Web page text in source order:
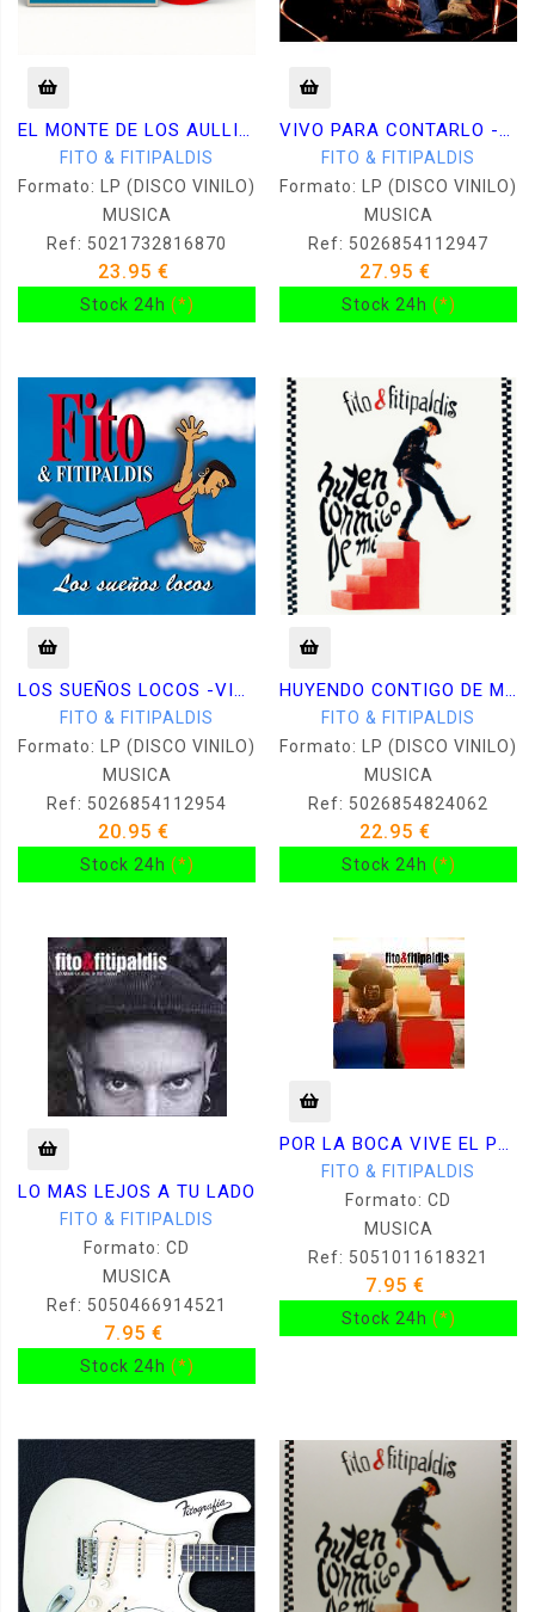
EL MONTE DE LOS AULLIDOS -VINILO ROJO-
FITO & FITIPALDIS
Formato: LP (DISCO VINILO)
MUSICA
Ref: 5021732816870
23.95 €
Stock 24h (*)
VIVO PARA CONTARLO -VINILO-
FITO & FITIPALDIS
Formato: LP (DISCO VINILO)
MUSICA
Ref: 5026854112947
27.95 €
Stock 24h (*)
LOS SUEÑOS LOCOS -VINILO 140GR-
FITO & FITIPALDIS
Formato: LP (DISCO VINILO)
MUSICA
Ref: 5026854112954
20.95 €
Stock 24h (*)
HUYENDO CONTIGO DE MI -VINILO-
FITO & FITIPALDIS
Formato: LP (DISCO VINILO)
MUSICA
Ref: 5026854824062
22.95 €
Stock 24h (*)
LO MAS LEJOS A TU LADO
FITO & FITIPALDIS
Formato: CD
MUSICA
Ref: 5050466914521
7.95 €
Stock 24h (*)
POR LA BOCA VIVE EL PEZ
FITO & FITIPALDIS
Formato: CD
MUSICA
Ref: 5051011618321
7.95 €
Stock 24h (*)